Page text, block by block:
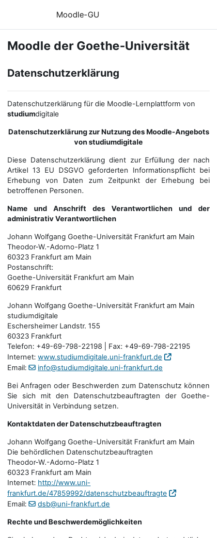
Moodle-GU
Moodle der Goethe-Universität
Datenschutzerklärung
Datenschutzerklärung für die Moodle-Lernplattform von
studiumdigitale
Datenschutzerklärung zur Nutzung des Moodle-Angebots
von studiumdigitale
Diese Datenschutzerklärung dient zur Erfüllung der nach
Artikel 13 EU DSGVO geforderten Informationspflicht bei
Erhebung von Daten zum Zeitpunkt der Erhebung bei
betroffenen Personen.
Name und Anschrift des Verantwortlichen und der
administrativ Verantwortlichen
Johann Wolfgang Goethe-Universität Frankfurt am Main
Theodor-W.-Adorno-Platz 1
60323 Frankfurt am Main
Postanschrift:
Goethe-Universität Frankfurt am Main
60629 Frankfurt
Johann Wolfgang Goethe-Universität Frankfurt am Main
studiumdigitale
Eschersheimer Landstr. 155
60323 Frankfurt
Telefon: +49-69-798-22198 | Fax: +49-69-798-22195
Internet: www.studiumdigitale.uni-frankfurt.de
Email:
info@studiumdigitale.uni-frankfurt.de
Bei Anfragen oder Beschwerden zum Datenschutz können
Sie sich mit den Datenschutz­beauftragten der Goethe-
Universität in Verbindung setzen.
Kontaktdaten der Datenschutzbeauftragten
Johann Wolfgang Goethe-Universität Frankfurt am Main
Die behördlichen Datenschutzbeauftragten
Theodor-W.-Adorno-Platz 1
60323 Frankfurt am Main
Internet: http://www.uni-
frankfurt.de/47859992/datenschutzbeauftragte
Email:
dsb@uni-frankfurt.de
Rechte und Beschwerdemöglichkeiten